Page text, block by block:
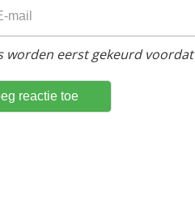
worden eerst gekeurd